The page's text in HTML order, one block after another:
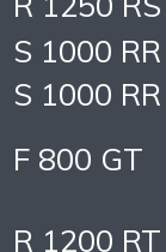
S 1000 RR
S 1000 RR
F 800 GT
R 1200 RT